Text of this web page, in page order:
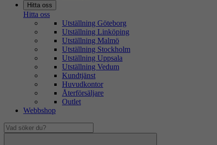
Hitta oss
Hitta oss
Utställning Göteborg
Utställning Linköping
Utställning Malmö
Utställning Stockholm
Utställning Uppsala
Utställning Vedum
Kundtjänst
Huvudkontor
Återförsäljare
Outlet
Webbshop
Vad
söker